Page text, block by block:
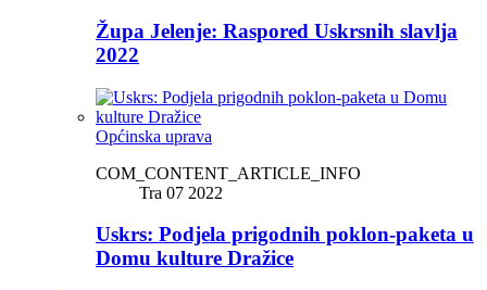
Župa Jelenje: Raspored Uskrsnih slavlja
2022
Općinska uprava
COM_CONTENT_ARTICLE_INFO
Tra 07 2022
Uskrs: Podjela prigodnih poklon-paketa u
Domu kulture Dražice